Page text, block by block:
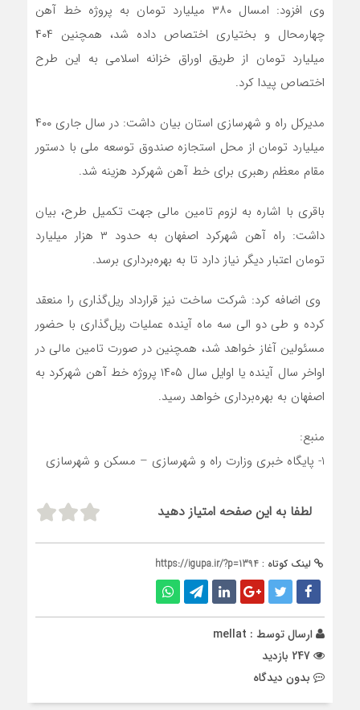
وی افزود: امسال ۳۸۰ میلیارد تومان به پروژه خط آهن
چهارمحال و بختیاری اختصاص داده شد، همچنین ۴۰۴
میلیارد تومان از طریق اوراق خزانه اسلامی به این طرح
اختصاص پیدا کرد.
مدیرکل راه و شهرسازی استان بیان داشت: در سال جاری ۴۰۰
میلیارد تومان از محل استجازه صندوق توسعه ملی با دستور
مقام معظم رهبری برای خط آهن شهرکرد هزینه شد.
باقری با اشاره به لزوم تامین مالی جهت تکمیل طرح، بیان
داشت: راه آهن شهرکرد اصفهان به حدود ۳ هزار میلیارد
تومان اعتبار دیگر نیاز دارد تا به بهره‌برداری برسد.
وی اضافه کرد: شرکت ساخت نیز قرارداد ریل‌گذاری را منعقد
کرده و طی دو الی سه ماه آینده عملیات ریل‌گذاری با حضور
مسئولین آغاز خواهد شد، همچنین در صورت تامین مالی در
اواخر سال آینده یا اوایل سال ۱۴۰۵ پروژه خط آهن شهرکرد به
اصفهان به بهره‌برداری خواهد رسید.
منبع:
1- پایگاه خبری وزارت راه و شهرسازی – مسکن و شهرسازی
لطفا به این صفحه امتیاز دهید
لینک کوتاه : https://igupa.ir/?p=1394
ارسال توسط : mellat
بدون دیدگاه